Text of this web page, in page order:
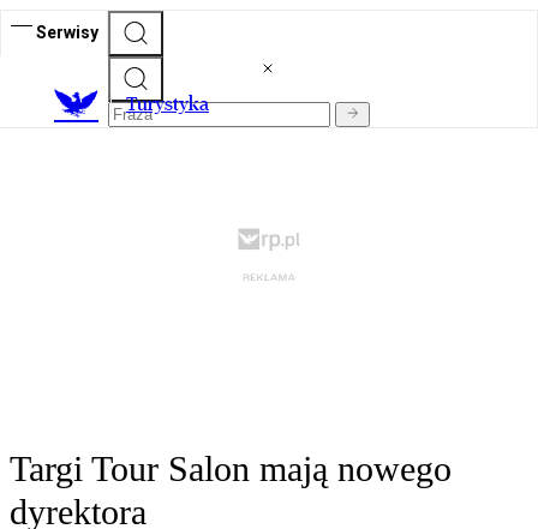
Serwisy
Turystyka
Targi Tour Salon mają nowego
dyrektora